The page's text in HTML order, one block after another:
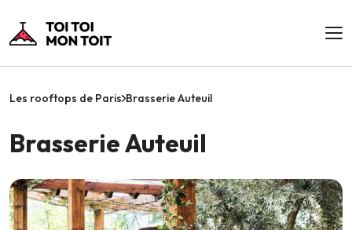
Les rooftops de Paris Brasserie Auteuil
Brasserie Auteuil